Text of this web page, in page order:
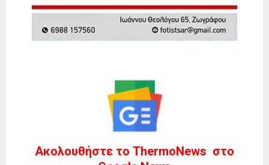
Ακολουθήστε το ThermoNews στο